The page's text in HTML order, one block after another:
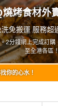
烤食材外
免搬運 服務超
2分鐘網上完成訂
至全港各區！
你的心水！